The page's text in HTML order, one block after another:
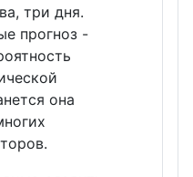
три дня.
прогноз -
она